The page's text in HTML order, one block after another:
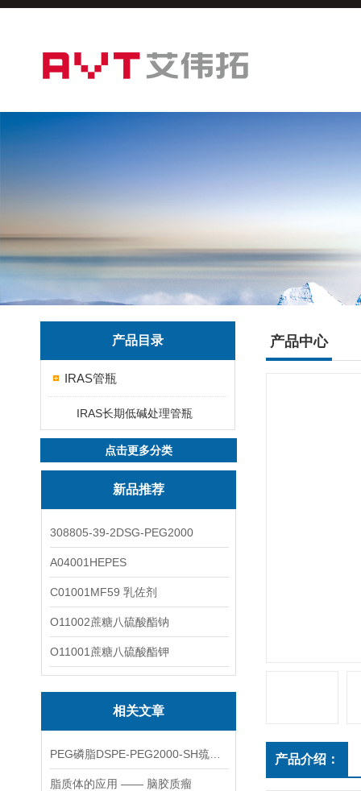
产品目录
IRAS管瓶
IRAS长期低碱处理管瓶
点击更多分类
新品推荐
308805-39-2DSG-PEG2000
A04001HEPES
C01001MF59 乳佐剂
O11002蔗糖八硫酸酯钠
O11001蔗糖八硫酸酯钾
相关文章
脂质体的应用 —— 脑胶质瘤
产品中心
产品介绍：